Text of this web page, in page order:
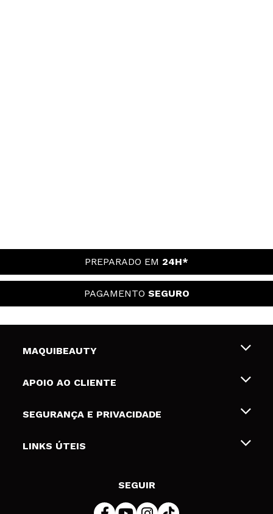
PREPARADO EM 24H*
PAGAMENTO SEGURO
MAQUIBEAUTY
Sobre nós
Gift Cards
APOIO AO CLIENTE
Envios e Devoluções
Formas de pagamento
SEGURANÇA E PRIVACIDADE
Termos e Privacidade
LINKS ÚTEIS
SEGUIR